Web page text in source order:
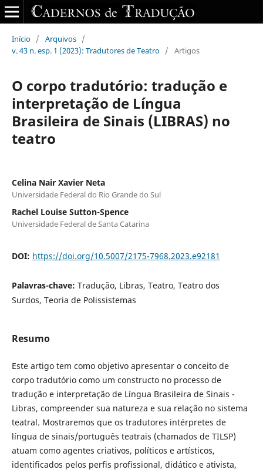
Início / Arquivos /
v. 43 n. esp. 1 (2023): Tradutores de Teatro / Artigos
O corpo tradutório: tradução e
interpretação de Língua
Brasileira de Sinais (LIBRAS) no
teatro
Celina Nair Xavier Neta
Universidade Federal do Rio Grande do Sul
Rachel Louise Sutton-Spence
Universidade Federal de Santa Catarina
DOI: https://doi.org/10.5007/2175-7968.2023.e92181
Palavras-chave: Tradução, Libras, Teatro, Teatro dos
Surdos, Teoria de Polissistemas
Resumo
Este artigo tem como objetivo apresentar o conceito de
corpo tradutório como um constructo no processo de
tradução e interpretação de Língua Brasileira de Sinais -
Libras, compreender sua natureza e sua relação no sistema
teatral. Mostraremos que os tradutores intérpretes de
língua de sinais/português teatrais (chamados de TILSP)
atuam como agentes criativos, políticos e artísticos,
identificados pelos perfis profissional, didático e ativista,